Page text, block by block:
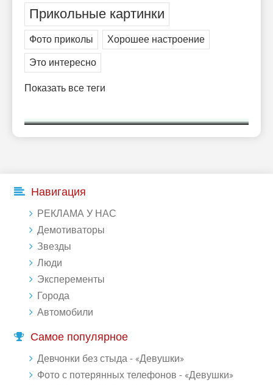
Прикольные картинки
Фото приколы
Хорошее настроение
Это интересно
Показать все теги
Навигация
РЕКЛАМА У НАС
Демотиваторы
Звезды
Люди
Эксперементы
Города
Автомобили
Самое популярное
Девчонки без стыда - «Девушки»
Фото с потерянных телефонов - «Девушки»